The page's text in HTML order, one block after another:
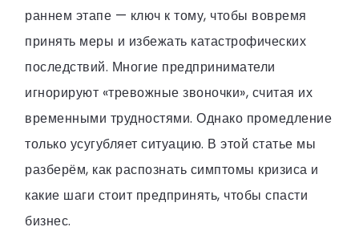
раннем этапе — ключ к тому, чтобы вовремя
принять меры и избежать катастрофических
последствий. Многие предприниматели
игнорируют «тревожные звоночки», считая их
временными трудностями. Однако промедление
только усугубляет ситуацию. В этой статье мы
разберём, как распознать симптомы кризиса и
какие шаги стоит предпринять, чтобы спасти
бизнес.